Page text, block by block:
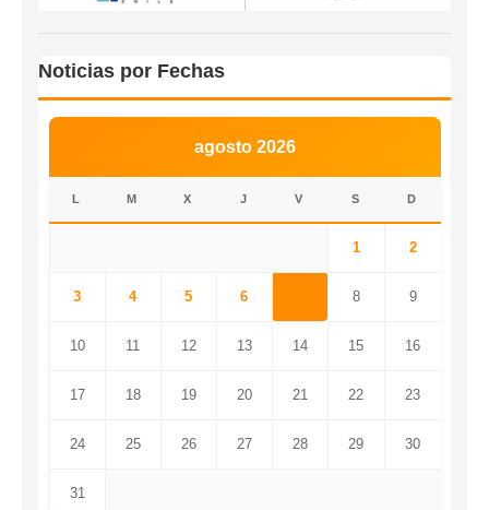
Noticias por Fechas
agosto 2026
L M X J V S D
1 2
3 4 5 6 8 9
10 11 12 13 14 15 16
17 18 19 20 21 22 23
24 25 26 27 28 29 30
31